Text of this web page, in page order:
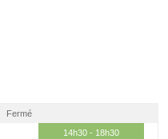
Fermé
14h30 - 18h30